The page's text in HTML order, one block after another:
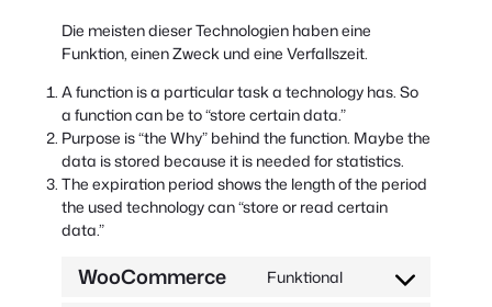
Die meisten dieser Technologien haben eine
Funktion, einen Zweck und eine Verfallszeit.
A function is a particular task a technology has. So
a function can be to “store certain data.”
Purpose is “the Why” behind the function. Maybe the
data is stored because it is needed for statistics.
The expiration period shows the length of the period
the used technology can “store or read certain
data.”
WooCommerce Funktional
Zustimmung